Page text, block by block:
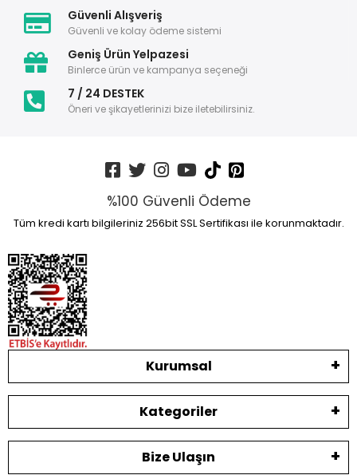
Güvenli Alışveriş
Güvenli ve kolay ödeme sistemi
Geniş Ürün Yelpazesi
Binlerce ürün ve kampanya seçeneği
7 / 24 DESTEK
Öneri ve şikayetlerinizi bize iletebilirsiniz.
%100 Güvenli Ödeme
Tüm kredi kartı bilgileriniz 256bit SSL Sertifikası ile korunmaktadır.
Kurumsal
Kategoriler
Bize Ulaşın